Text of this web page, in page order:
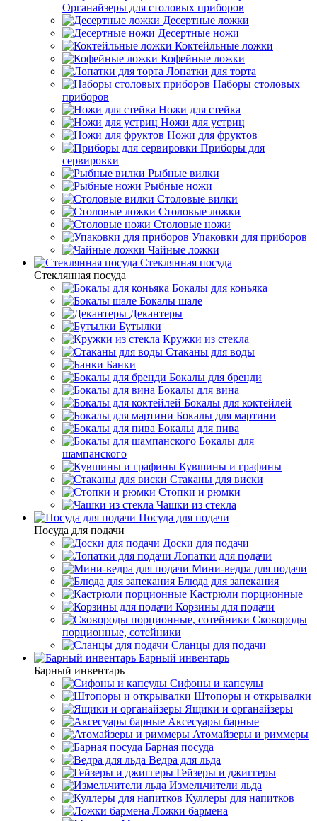
Органайзеры для столовых приборов
Десертные ложки
Десертные ножи
Коктейльные ложки
Кофейные ложки
Лопатки для торта
Наборы столовых
приборов
Ножи для стейка
Ножи для устриц
Ножи для фруктов
Приборы для
сервировки
Рыбные вилки
Рыбные ножи
Столовые вилки
Столовые ложки
Столовые ножи
Упаковки для приборов
Чайные ложки
Стеклянная посуда
Стеклянная посуда
Бокалы для коньяка
Бокалы шале
Декантеры
Бутылки
Кружки из стекла
Стаканы для воды
Банки
Бокалы для бренди
Бокалы для вина
Бокалы для коктейлей
Бокалы для мартини
Бокалы для пива
Бокалы для
шампанского
Кувшины и графины
Стаканы для виски
Стопки и рюмки
Чашки из стекла
Посуда для подачи
Посуда для подачи
Доски для подачи
Лопатки для подачи
Мини-ведра для подачи
Блюда для запекания
Кастрюли порционные
Корзины для подачи
Сковороды
порционные, сотейники
Сланцы для подачи
Барный инвентарь
Барный инвентарь
Сифоны и капсулы
Штопоры и открывалки
Ящики и органайзеры
Аксесуары барные
Атомайзеры и риммеры
Барная посуда
Ведра для льда
Гейзеры и джиггеры
Измельчители льда
Куллеры для напитков
Ложки бармена